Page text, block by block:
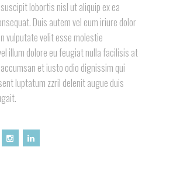
lobortis nisl ut aliquip ex ea
Duis autem vel eum iriure dolor
vulputate velit esse molestie
illum dolore eu feugiat nulla facilisis at
et iusto odio dignissim qui
luptatum zzril delenit augue duis